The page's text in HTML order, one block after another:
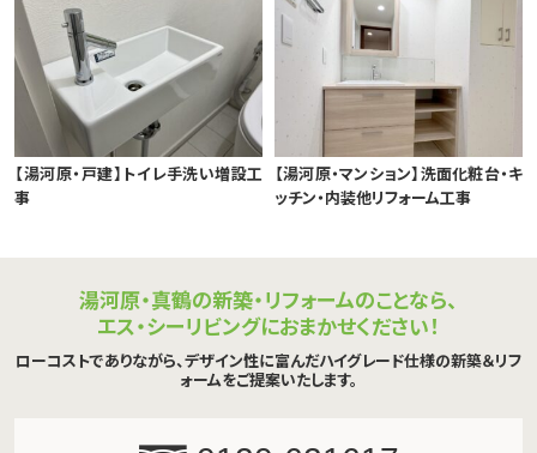
【湯河原・戸建】トイレ手洗い増設工
事
【湯河原・マンション】洗面化粧台・キ
ッチン・内装他リフォーム工事
湯河原・真鶴の新築・リフォームのことなら、
エス・シーリビングにおまかせください！
ローコストでありながら、デザイン性に富んだハイグレード仕様の新築＆リフ
ォームをご提案いたします。